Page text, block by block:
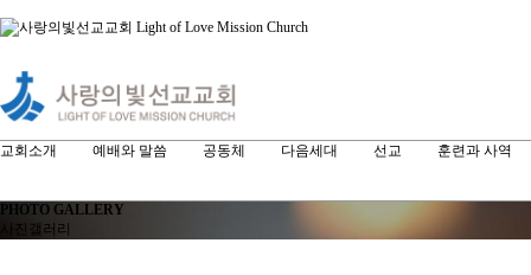
교회소개 예배와 말씀 공동체 다음세대 선교 훈련과 사역
PHOTO GALLERY
사진갤러리